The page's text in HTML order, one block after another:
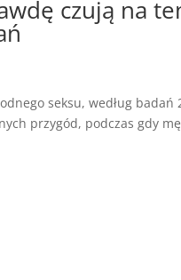
czują na
seksu, według badań
przygód, podczas gdy